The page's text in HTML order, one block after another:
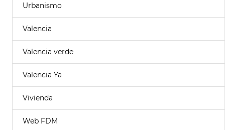
Urbanismo
Valencia
Valencia verde
Valencia Ya
Vivienda
Web FDM